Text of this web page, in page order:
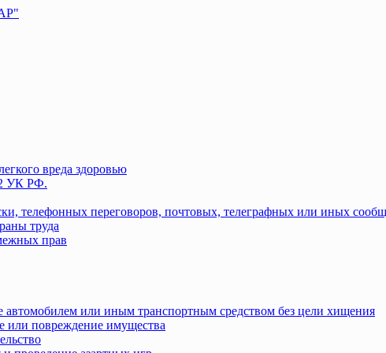
вреда здоровью
УК РФ.
телефонных переговоров, почтовых, телеграфных или иных
труда
прав
или иным транспортным средством без цели хищения
повреждение имущества